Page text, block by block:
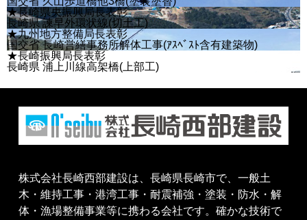
★長崎県央振興局長表彰
長崎県 諫早外環状線(切土工)
★九州地方整備局長表彰
国交省 長崎営繕事務所解体工事(ｱｽﾍﾞｽﾄ含有建築物)
★長崎振興局長表彰
長崎県 浦上川線高架橋(上部工)
株式会社長崎西部建設は、長崎県長崎市で、一般土
木・維持工事・港湾工事・耐震補強・塗装・防水・解
体・漁場整備事業等に携わる会社です。確かな技術で